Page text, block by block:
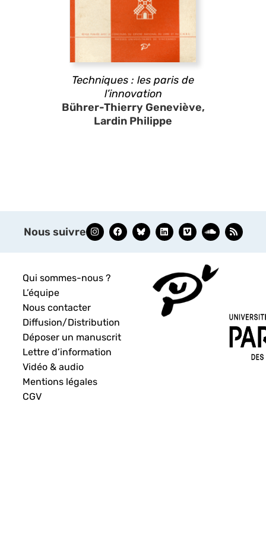
Techniques : les paris de
l’innovation
Bührer-Thierry Geneviève,
Lardin Philippe
Nous suivre
Qui sommes-nous ?
L’équipe
Nous contacter
Diffusion/Distribution
Déposer un manuscrit
Lettre d’information
Vidéo & audio
Mentions légales
CGV